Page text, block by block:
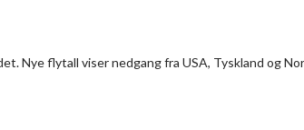
Nye flytall viser nedgang fra USA, Tyskland og